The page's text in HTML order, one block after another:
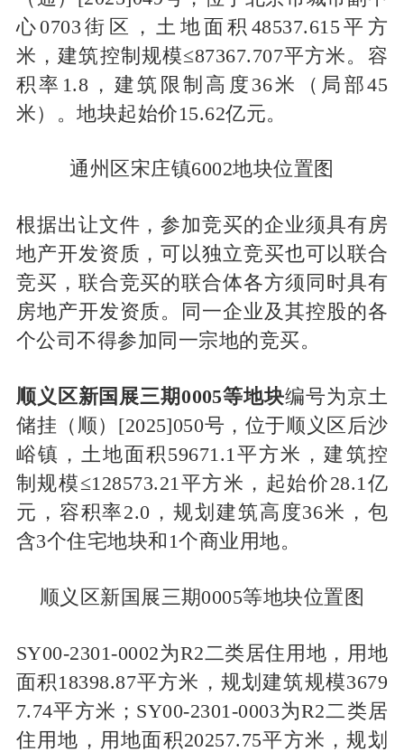
心0703街区，土地面积48537.615平方
米，建筑控制规模≤87367.707平方米。容
积率1.8，建筑限制高度36米（局部45
米）。地块起始价15.62亿元。
通州区宋庄镇6002地块位置图
根据出让文件，参加竞买的企业须具有房
地产开发资质，可以独立竞买也可以联合
竞买，联合竞买的联合体各方须同时具有
房地产开发资质。同一企业及其控股的各
个公司不得参加同一宗地的竞买。
顺义区新国展三期0005等地块编号为京土
储挂（顺）[2025]050号，位于顺义区后沙
峪镇，土地面积59671.1平方米，建筑控
制规模≤128573.21平方米，起始价28.1亿
元，容积率2.0，规划建筑高度36米，包
含3个住宅地块和1个商业用地。
顺义区新国展三期0005等地块位置图
SY00-2301-0002为R2二类居住用地，用地
面积18398.87平方米，规划建筑规模3679
7.74平方米；SY00-2301-0003为R2二类居
住用地，用地面积20257.75平方米，规划